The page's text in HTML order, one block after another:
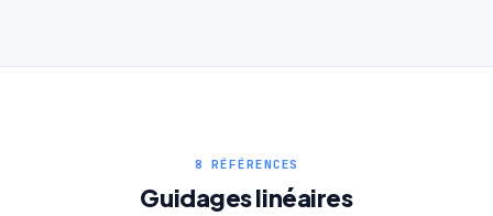
8 RÉFÉRENCES
Guidages linéaires